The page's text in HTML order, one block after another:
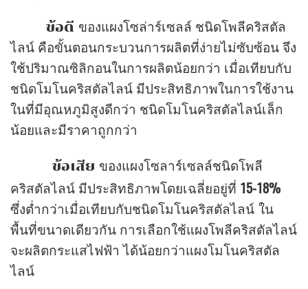
ข้อดี ของแผงโซล่าร์เซลล์ ชนิดโพลีคริสตัล
ไลน์ คือขั้นตอนกระบวนการผลิตที่ง่ายไม่ซับซ้อน จึง
ใช้ปริมาณซิลิกอนในการผลิตน้อยกว่า เมื่อเทียบกับ
ชนิดโมโนคริสตัลไลน์ มีประสิทธิภาพในการใช้งาน
ในที่มีอุณหภูมิสูงดีกว่า ชนิดโมโนคริสตัลไลน์เล็ก
น้อยและมีราคาถูกกว่า
ข้อเสีย ของแผงโซลาร์เซลล์ชนิดโพลี
คริสตัลไลน์ มีประสิทธิภาพโดยเฉลี่ยอยู่ที่ 15-18%
ซึ่งต่ำกว่าเมื่อเทียบกับชนิดโมโนคริสตัลไลน์ ใน
พื้นที่ขนาดเดียวกัน การเลือกใช้แผงโพลีคริสตัลไลน์
จะผลิตกระแสไฟฟ้า ได้น้อยกว่าแผงโมโนคริสตัล
ไลน์